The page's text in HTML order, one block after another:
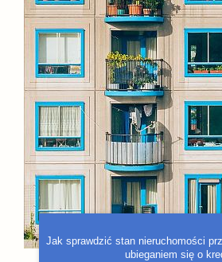
BLOG
Jak sprawdzić stan nieruchomości
ubieganiem się o